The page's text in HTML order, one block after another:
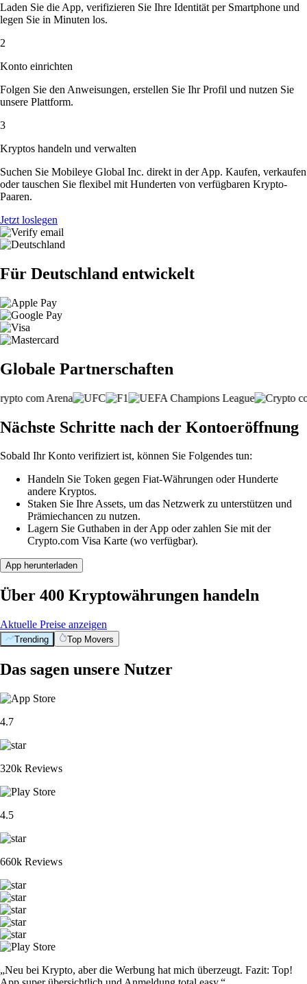
Laden Sie die App, verifizieren Sie Ihre Identität per Smartphone und
legen Sie in Minuten los.
2
Konto einrichten
Folgen Sie den Anweisungen, erstellen Sie Ihr Profil und nutzen Sie
unsere Plattform.
3
Kryptos handeln und verwalten
Suchen Sie Mobileye Global Inc. direkt in der App. Kaufen, verkaufen
oder tauschen Sie flexibel mit Hunderten von verfügbaren Krypto-
Paaren.
Jetzt loslegen
Für Deutschland entwickelt
Globale Partnerschaften
Nächste Schritte nach der Kontoeröffnung
Sobald Ihr Konto verifiziert ist, können Sie Folgendes tun:
Handeln Sie Token gegen Fiat-Währungen oder Hunderte
andere Kryptos.
Staken Sie Ihre Assets, um das Netzwerk zu unterstützen und
Prämiechancen zu nutzen.
Lagern Sie Guthaben in der App oder zahlen Sie mit der
Crypto.com Visa Karte (wo verfügbar).
App herunterladen
Über 400 Kryptowährungen handeln
Aktuelle Preise anzeigen
Trending Top Movers
Das sagen unsere Nutzer
4.7
320k Reviews
4.5
660k Reviews
„Neu bei Krypto, aber die Werbung hat mich überzeugt. Fazit: Top!